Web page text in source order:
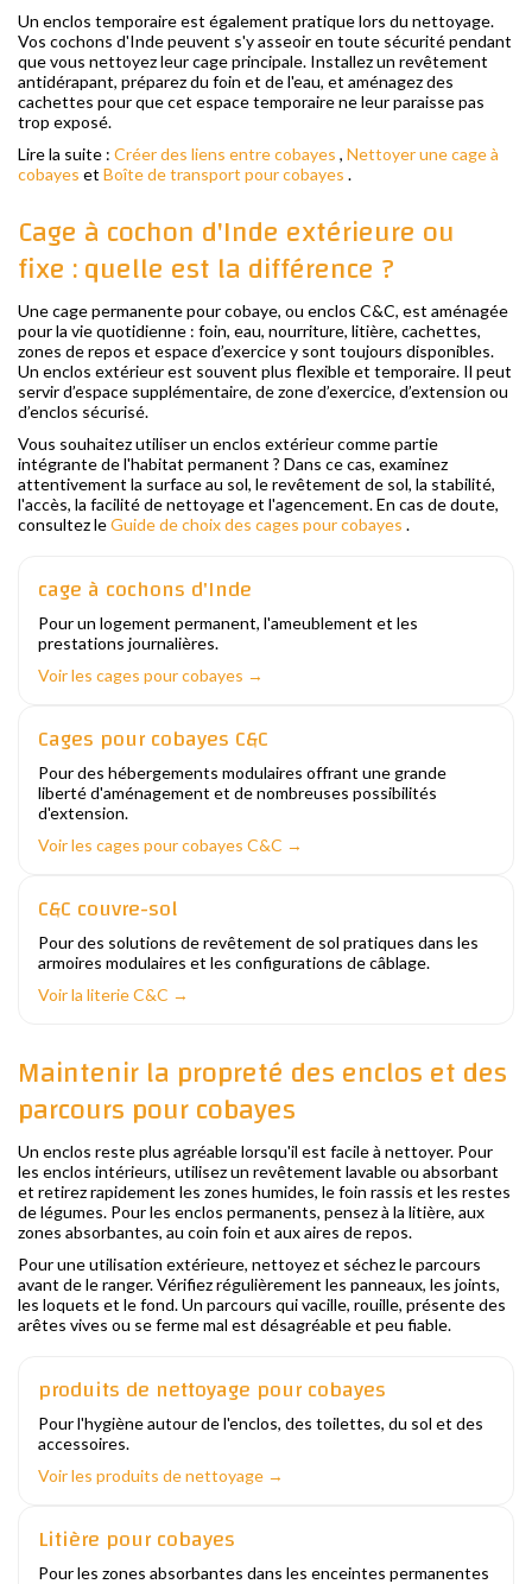
Un enclos temporaire est également pratique lors du nettoyage.
Vos cochons d'Inde peuvent s'y asseoir en toute sécurité pendant
que vous nettoyez leur cage principale. Installez un revêtement
antidérapant, préparez du foin et de l'eau, et aménagez des
cachettes pour que cet espace temporaire ne leur paraisse pas
trop exposé.
Lire la suite : Créer des liens entre cobayes , Nettoyer une cage à
cobayes et Boîte de transport pour cobayes .
Cage à cochon d'Inde extérieure ou
fixe : quelle est la différence ?
Une cage permanente pour cobaye, ou enclos C&C, est aménagée
pour la vie quotidienne : foin, eau, nourriture, litière, cachettes,
zones de repos et espace d’exercice y sont toujours disponibles.
Un enclos extérieur est souvent plus flexible et temporaire. Il peut
servir d’espace supplémentaire, de zone d’exercice, d’extension ou
d’enclos sécurisé.
Vous souhaitez utiliser un enclos extérieur comme partie
intégrante de l'habitat permanent ? Dans ce cas, examinez
attentivement la surface au sol, le revêtement de sol, la stabilité,
l'accès, la facilité de nettoyage et l'agencement. En cas de doute,
consultez leGuide de choix des cages pour cobayes .
cage à cochons d'Inde
Pour un logement permanent, l'ameublement et les
prestations journalières.
Voir les cages pour cobayes →
Cages pour cobayes C&C
Pour des hébergements modulaires offrant une grande
liberté d'aménagement et de nombreuses possibilités
d'extension.
Voir les cages pour cobayes C&C →
C&C couvre-sol
Pour des solutions de revêtement de sol pratiques dans les
armoires modulaires et les configurations de câblage.
Voir la literie C&C →
Maintenir la propreté des enclos et des
parcours pour cobayes
Un enclos reste plus agréable lorsqu'il est facile à nettoyer. Pour
les enclos intérieurs, utilisez un revêtement lavable ou absorbant
et retirez rapidement les zones humides, le foin rassis et les restes
de légumes. Pour les enclos permanents, pensez à la litière, aux
zones absorbantes, au coin foin et aux aires de repos.
Pour une utilisation extérieure, nettoyez et séchez le parcours
avant de le ranger. Vérifiez régulièrement les panneaux, les joints,
les loquets et le fond. Un parcours qui vacille, rouille, présente des
arêtes vives ou se ferme mal est désagréable et peu fiable.
produits de nettoyage pour cobayes
Pour l'hygiène autour de l'enclos, des toilettes, du sol et des
accessoires.
Voir les produits de nettoyage →
Litière pour cobayes
Pour les zones absorbantes dans les enceintes permanentes